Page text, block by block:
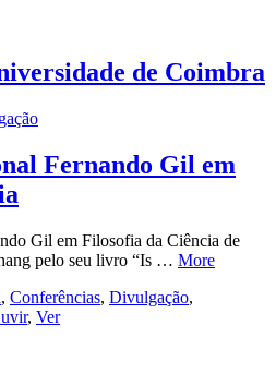
de Coimbra
Fernando Gil em
Gil em Filosofia da Ciência de
pelo seu livro “Is … More
, Conferências, Divulgação,
, Ver